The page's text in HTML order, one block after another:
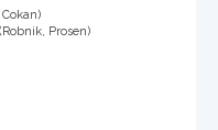
Prosen)